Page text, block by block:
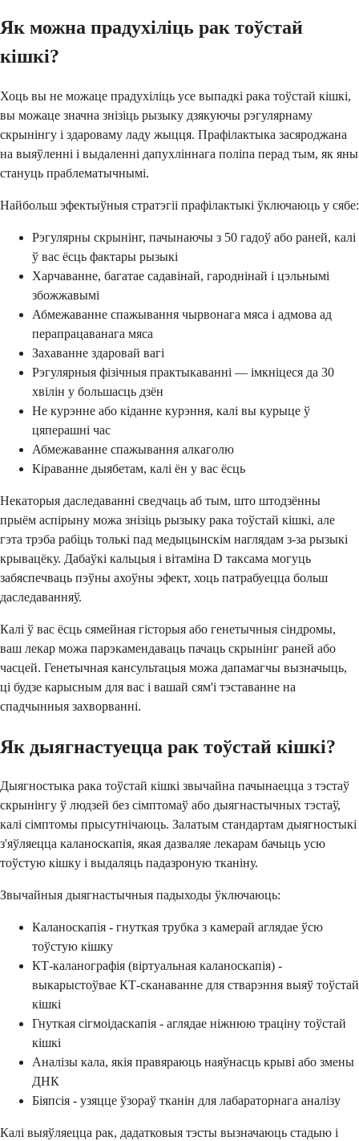
Як можна прадухіліць рак тоўстай
кішкі?
Хоць вы не можаце прадухіліць усе выпадкі рака тоўстай кішкі,
вы можаце значна знізіць рызыку дзякуючы рэгулярнаму
скрынінгу і здароваму ладу жыцця. Прафілактыка засяроджана
на выяўленні і выдаленні дапухліннага поліпа перад тым, як яны
стануць праблематычнымі.
Найбольш эфектыўныя стратэгіі прафілактыкі ўключаюць у сябе:
Рэгулярны скрынінг, пачынаючы з 50 гадоў або раней, калі
ў вас ёсць фактары рызыкі
Харчаванне, багатае садавінай, гароднінай і цэльнымі
збожжавымі
Абмежаванне спажывання чырвонага мяса і адмова ад
перапрацаванага мяса
Захаванне здаровай вагі
Рэгулярныя фізічныя практыкаванні — імкніцеся да 30
хвілін у большасць дзён
Не курэнне або кіданне курэння, калі вы курыце ў
цяперашні час
Абмежаванне спажывання алкаголю
Кіраванне дыябетам, калі ён у вас ёсць
Некаторыя даследаванні сведчаць аб тым, што штодзённы
прыём аспірыну можа знізіць рызыку рака тоўстай кішкі, але
гэта трэба рабіць толькі пад медыцынскім наглядам з-за рызыкі
крывацёку. Дабаўкі кальцыя і вітаміна D таксама могуць
забяспечваць пэўны ахоўны эфект, хоць патрабуецца больш
даследаванняў.
Калі ў вас ёсць сямейная гісторыя або генетычныя сіндромы,
ваш лекар можа парэкамендаваць пачаць скрынінг раней або
часцей. Генетычная кансультацыя можа дапамагчы вызначыць,
ці будзе карысным для вас і вашай сям'і тэставанне на
спадчынныя захворванні.
Як дыягнастуецца рак тоўстай кішкі?
Дыягностыка рака тоўстай кішкі звычайна пачынаецца з тэстаў
скрынінгу ў людзей без сімптомаў або дыягнастычных тэстаў,
калі сімптомы прысутнічаюць. Залатым стандартам дыягностыкі
з'яўляецца каланоскапія, якая дазваляе лекарам бачыць усю
тоўстую кішку і выдаляць падазроную тканіну.
Звычайныя дыягнастычныя падыходы ўключаюць:
Каланоскапія - гнуткая трубка з камерай аглядае ўсю
тоўстую кішку
КТ-каланографія (віртуальная каланоскапія) -
выкарыстоўвае КТ-сканаванне для стварэння выяў тоўстай
кішкі
Гнуткая сігмоідаскапія - аглядае ніжнюю траціну тоўстай
кішкі
Аналізы кала, якія правяраюць наяўнасць крыві або змены
ДНК
Біяпсія - узяцце ўзораў тканін для лабараторнага аналізу
Калі выяўляецца рак, дадатковыя тэсты вызначаюць стадыю і